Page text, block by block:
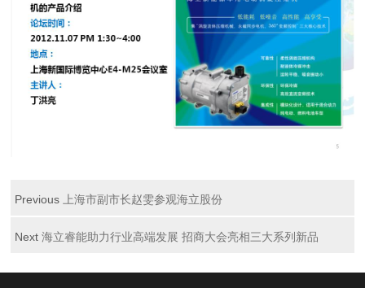
Previous 上海市副市长赵雯参观海立股份
Next 海立睿能助力行业高端发展 招商大会亮相三大系列新品